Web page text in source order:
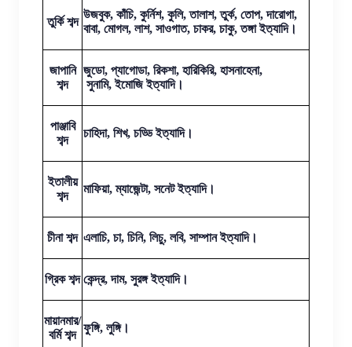
তুর্কি শব্দ
উজবুক, কাঁচি, কুর্নিশ, কুলি, তালাশ, তুর্ক, তোপ, দারোগা,
বাবা, মোগল, লাশ, সাওগাত, চাকর, চাকু, তঙ্গা ইত্যাদি।
জাপানি
শব্দ
জুডো, প্যাগোডা, রিকশা, হারিকিরি, হাসনাহেনা,
সুনামি, ইমোজি ইত্যাদি।
পাঞ্জাবি
শব্দ
চাহিদা, শিখ, চড্ডি ইত্যাদি।
ইতালীয়
শব্দ
মাফিয়া, ম্যাজেন্টা, সনেট ইত্যাদি।
চীনা শব্দ এলাচি, চা, চিনি, লিচু, লবি, সাম্পান ইত্যাদি।
গ্রিক শব্দ কেন্দ্র, দাম, সুরঙ্গ ইত্যাদি।
মায়ানমার/
বর্মি শব্দ
ফুঙ্গি, লুঙ্গি।